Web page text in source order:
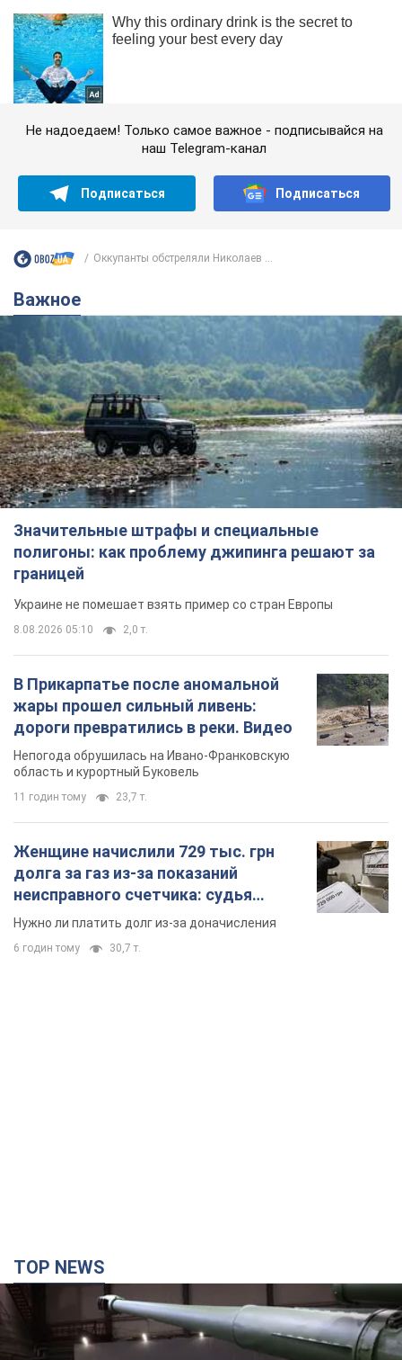
Не надоедаем! Только самое важное - подписывайся на
наш Telegram-канал
Подписаться Подписаться
Оккупанты обстреляли Николаев ...
Важное
Значительные штрафы и специальные
полигоны: как проблему джипинга решают за
границей
Украине не помешает взять пример со стран Европы
8.08.2026 05:10 2,0 т.
В Прикарпатье после аномальной
жары прошел сильный ливень:
дороги превратились в реки. Видео
Непогода обрушилась на Ивано-Франковскую
область и курортный Буковель
11 годин тому 23,7 т.
Женщине начислили 729 тыс. грн
долга за газ из-за показаний
неисправного счетчика: судья
вынес неожиданное решение
Нужно ли платить долг из-за доначисления
6 годин тому 30,7 т.
TOP NEWS